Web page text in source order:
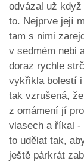
odvázal už
to. Nejprve její
tam s nimi
v sedmém nebi
doraz rychle
vykřikla bolestí i
tak vzrušená,
z omámení jí
vlasech a říkal -
to udělat tak,
ještě párkrát